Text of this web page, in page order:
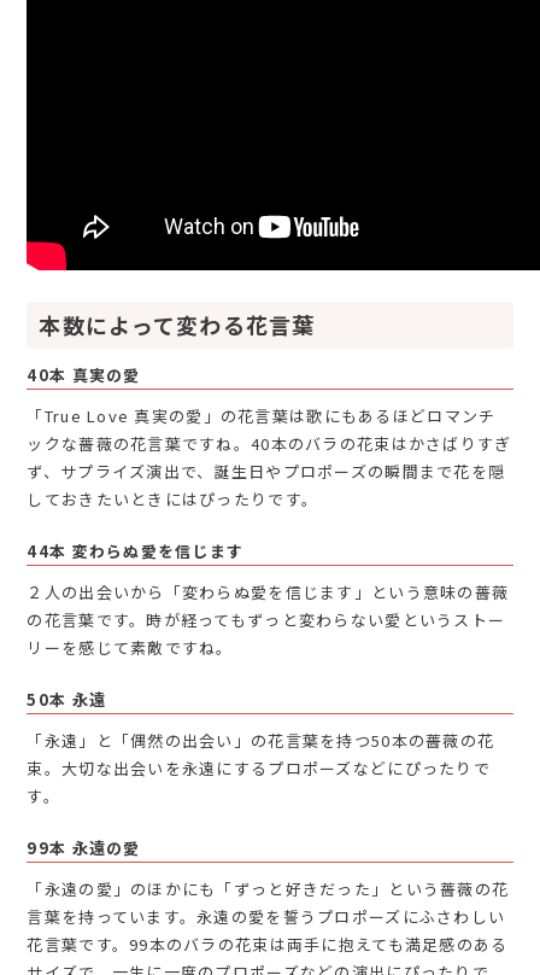
本数によって変わる花言葉
40本 真実の愛
「True Love 真実の愛」の花言葉は歌にもあるほどロマンチ
ックな薔薇の花言葉ですね。40本のバラの花束はかさばりすぎ
ず、サプライズ演出で、誕生日やプロポーズの瞬間まで花を隠
しておきたいときにはぴったりです。
44本 変わらぬ愛を信じます
２人の出会いから「変わらぬ愛を信じます」という意味の薔薇
の花言葉です。時が経ってもずっと変わらない愛というストー
リーを感じて素敵ですね。
50本 永遠
「永遠」と「偶然の出会い」の花言葉を持つ50本の薔薇の花
束。大切な出会いを永遠にするプロポーズなどにぴったりで
す。
99本 永遠の愛
「永遠の愛」のほかにも「ずっと好きだった」という薔薇の花
言葉を持っています。永遠の愛を誓うプロポーズにふさわしい
花言葉です。99本のバラの花束は両手に抱えても満足感のある